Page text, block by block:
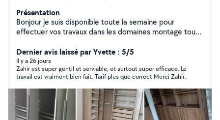
Présentation
Bonjour je suis disponible toute la semaine pour
effectuer vos travaux dans les domaines montage tout
peinture enduit avec des tarifs resonable Merci de me
contacter
Dernier avis laissé par Yvette : 5/5
Il y a 26 jours
Zahir est super gentil et serviable, et surtout super efficace. Le
travail est vraiment bien fait. Tarif plus que correct Merci Zahir.